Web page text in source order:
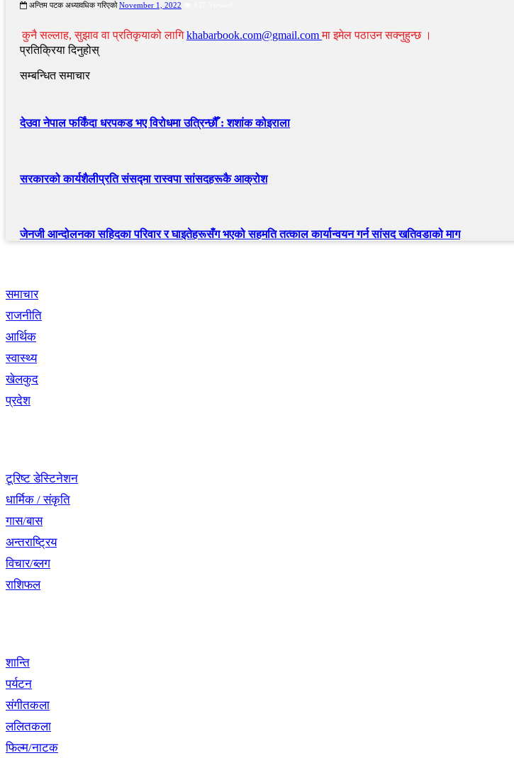
अन्तिम पटक अध्यावधिक गरिएको November 1, 2022
कुनै सल्लाह, सुझाव वा प्रतिकृयाको लागिkhabarbook.com@gmail.comमा इमेल पठाउन सक्नुहुन्छ ।
प्रतिक्रिया दिनुहोस्
सम्बन्धित समाचार
देउवा नेपाल फर्किंदा धरपकड भए विरोधमा उत्रिन्छौँ : शशांक कोइराला
सरकारको कार्यशैलीप्रति संसद्‍मा रास्वपा सांसदहरूकै आक्रोश
जेनजी आन्दोलनका सहिदका परिवार र घाइतेहरूसँग भएको सहमति तत्काल कार्यान्वयन गर्न सांसद खतिवडाको माग
समाचार
राजनीति
आर्थिक
स्वास्थ्य
खेलकुद
प्रदेश
टूरिष्ट डेस्टिनेशन
धार्मिक / संकृति
गास/बास
अन्तराष्ट्रिय
विचार/ब्लग
राशिफल
शान्ति
पर्यटन
संगीतकला
ललितकला
फिल्म/नाटक